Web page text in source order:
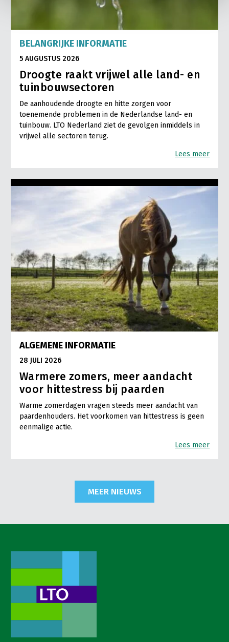
BELANGRIJKE INFORMATIE
5 AUGUSTUS 2026
Droogte raakt vrijwel alle land- en
tuinbouwsectoren
De aanhoudende droogte en hitte zorgen voor
toenemende problemen in de Nederlandse land- en
tuinbouw. LTO Nederland ziet de gevolgen inmiddels in
vrijwel alle sectoren terug.
Lees meer
ALGEMENE INFORMATIE
28 JULI 2026
Warmere zomers, meer aandacht
voor hittestress bij paarden
Warme zomerdagen vragen steeds meer aandacht van
paardenhouders. Het voorkomen van hittestress is geen
eenmalige actie.
Lees meer
MEER NIEUWS